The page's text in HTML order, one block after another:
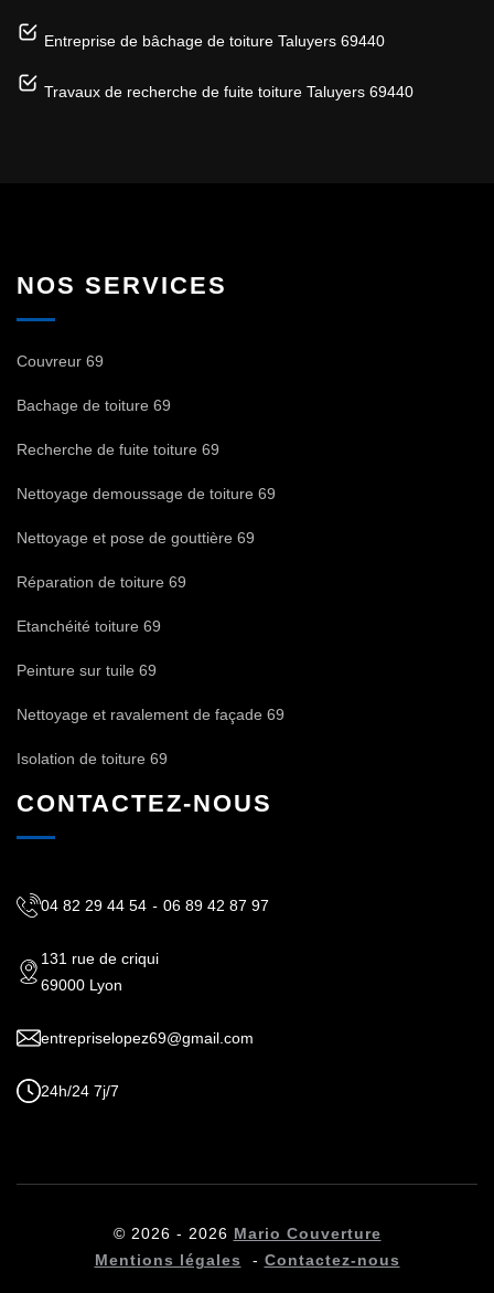
Entreprise de bâchage de toiture Taluyers 69440
Travaux de recherche de fuite toiture Taluyers 69440
NOS SERVICES
Couvreur 69
Bachage de toiture 69
Recherche de fuite toiture 69
Nettoyage demoussage de toiture 69
Nettoyage et pose de gouttière 69
Réparation de toiture 69
Etanchéité toiture 69
Peinture sur tuile 69
Nettoyage et ravalement de façade 69
Isolation de toiture 69
CONTACTEZ-NOUS
04 82 29 44 54 - 06 89 42 87 97
131 rue de criqui
69000 Lyon
entrepriselopez69@gmail.com
24h/24 7j/7
© 2026 - 2026 Mario Couverture
Mentions légales - Contactez-nous